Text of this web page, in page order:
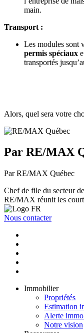
main.
Transport :
Les modules sont
permis spéciaux
transportés
Alors, quel sera votre
Par RE/MAX
Par RE/MAX Québec
Chef de file du secteur
RE/MAX réunit les
Nous contacter
Immobilier
Propriétés
Estimation
Alerte
Notre vision